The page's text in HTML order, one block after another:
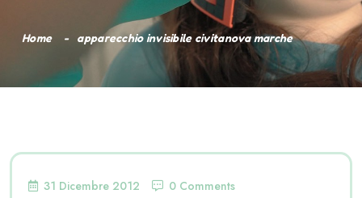
Home apparecchio invisibile civitanova marche
31 Dicembre 2012 0 Comments